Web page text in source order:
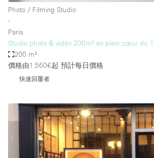
Photo / Filming Studio
∙
Paris
Studio photo & vidéo 200m² en plein cœur du
200 m²
價格由1.560€起 預計每日價格
快速回覆者